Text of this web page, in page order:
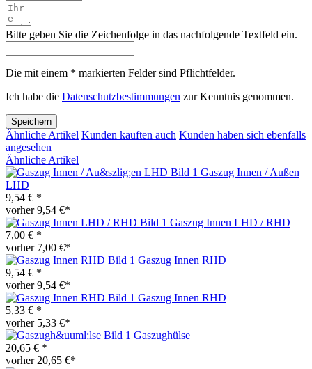
Bitte geben Sie die Zeichenfolge in das nachfolgende Textfeld ein.
Die mit einem * markierten Felder sind Pflichtfelder.
Ich habe die Datenschutzbestimmungen zur Kenntnis genommen.
Speichern
Ähnliche Artikel Kunden kauften auch Kunden haben sich ebenfalls
angesehen
Ähnliche Artikel
Gaszug Innen / Außen
LHD
9,54 € *
vorher 9,54 €*
Gaszug Innen LHD / RHD
7,00 € *
vorher 7,00 €*
Gaszug Innen RHD
9,54 € *
vorher 9,54 €*
Gaszug Innen RHD
5,33 € *
vorher 5,33 €*
Gaszughülse
20,65 € *
vorher 20,65 €*